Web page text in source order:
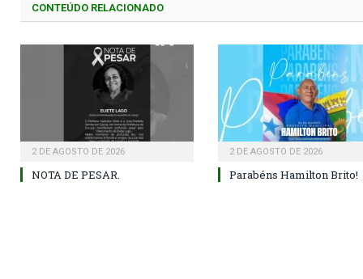
CONTEÚDO RELACIONADO
2 DE AGOSTO DE 2026
NOTA DE PESAR.
2 DE AGOSTO DE 2026
Parabéns Hamilton Brito!